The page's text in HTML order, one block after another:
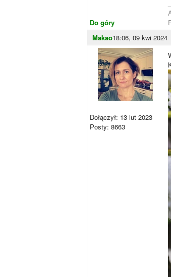
Do góry
Makao18:06, 09 kwi 2024
Dołączył: 13 lut 2023
Posty: 8663